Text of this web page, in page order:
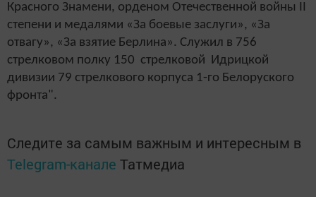
Красного Знамени, орденом Отечественной войны II
степени и медалями «За боевые заслуги», «За
отвагу», «За взятие Берлина». Служил в 756
стрелковом полку 150 стрелковой Идрицкой
дивизии 79 стрелкового корпуса 1-го Белоруского
фронта".
Следите за самым важным и интересным в
Telegram-канале Татмедиа